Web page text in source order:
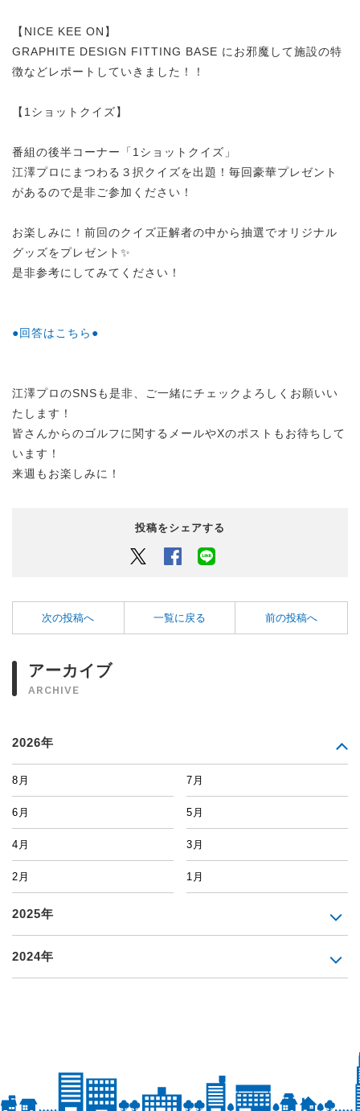
【NICE KEE ON】
GRAPHITE DESIGN FITTING BASE にお邪魔して施設の特
徴などレポートしていきました！！
【1ショットクイズ】
番組の後半コーナー「1ショットクイズ」
江澤プロにまつわる３択クイズを出題！毎回豪華プレゼント
があるので是非ご参加ください！
お楽しみに！前回のクイズ正解者の中から抽選でオリジナル
グッズをプレゼント✨
是非参考にしてみてください！
●回答はこちら●
江澤プロのSNSも是非、ご一緒にチェックよろしくお願いい
たします！
皆さんからのゴルフに関するメールやXのポストもお待ちして
います！
来週もお楽しみに！
投稿をシェアする
Twitter Facebook
次の投稿へ 一覧に戻る 前の投稿へ
アーカイブ
ARCHIVE
2026年
8月 7月
6月 5月
4月 3月
2月 1月
2025年
2024年